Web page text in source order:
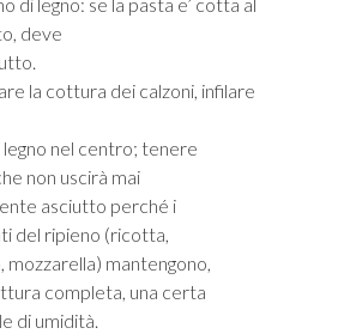
deve
la cottura dei calzoni, infilare
legno nel centro; tenere
non uscirà mai
asciutto perché i
del ripieno (ricotta,
mozzarella) mantengono,
completa, una certa
di umidità.